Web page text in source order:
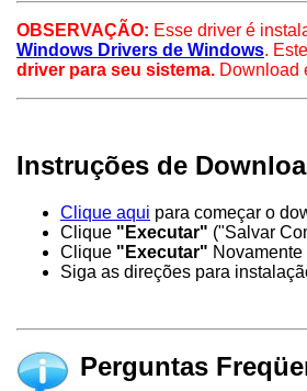
OBSERVAÇÃO: Esse driver é
Windows Drivers de Windows.
driver para seu sistema. Download
Instruções de
Clique aqui para começar o
Clique "Executar" ("Salvar
Clique "Executar" Novamente
Siga as direções para
Perguntas